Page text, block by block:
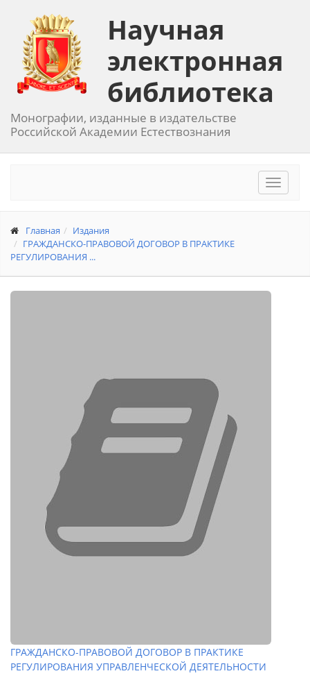
Научная
электронная
библиотека
Монографии, изданные в издательстве
Российской Академии Естествознания
Toggle
Главная
Издания
ГРАЖДАНСКО-ПРАВОВОЙ ДОГОВОР В ПРАКТИКЕ
РЕГУЛИРОВАНИЯ ...
ГРАЖДАНСКО-ПРАВОВОЙ ДОГОВОР В ПРАКТИКЕ
РЕГУЛИРОВАНИЯ УПРАВЛЕНЧЕСКОЙ ДЕЯТЕЛЬНОСТИ